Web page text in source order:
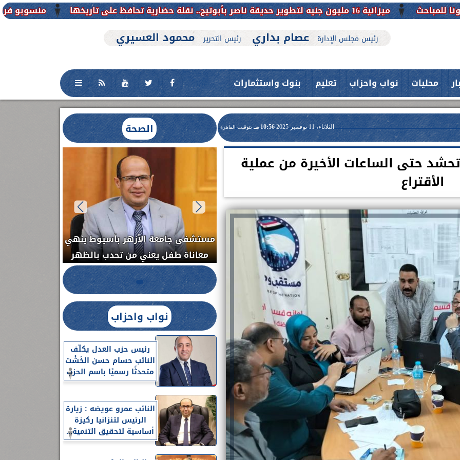
منسوبو فرع جامعة الأزهر للوجه
رئيس مجلس الإدارة عصام بداري رئيس التحرير محمود العسيري
محليات نواب واحزاب تعليم بنوك واستثمارات
الثلاثاء، 11 نوفمبر 2025 10:56 مـ بتوقيت القاهرة
حتى الساعات الأخيرة من عملية
الأقتراع
الصحة
العلاج الحر بمنفلوط بالتعاون مع هيئة
الدواء المصرية يشن حملة رقابية مكبرة
لضبط المنشآت الطبية المخالفة.....
حدث بمستشفيات جامعة اسيوط....
فريق طبي بقسم الأنف والأذن
والحنجرة ينجح في استئصال ورم خبيث
من...
اعلن الدكتور طارق على ، القائم بأعمال
رئيس جامعة بني سويف نجاحاً طبياً
جديد بمستشفيات الجامعة...
نواب واحزاب
رئيس حزب العدل يكلّف
النائب حسام حسن الخُشْت
متحدثًا رسميًا باسم الحزب
النائب عمرو عويضه : زيارة
الرئيس لتنزانيا ركيزة
أساسية لتحقيق التنمية...